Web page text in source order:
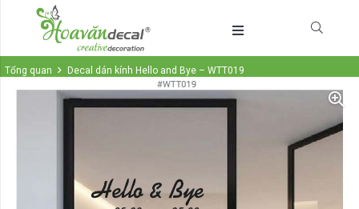
Tổng quan Decal dán kính Hello and Bye – WTT019